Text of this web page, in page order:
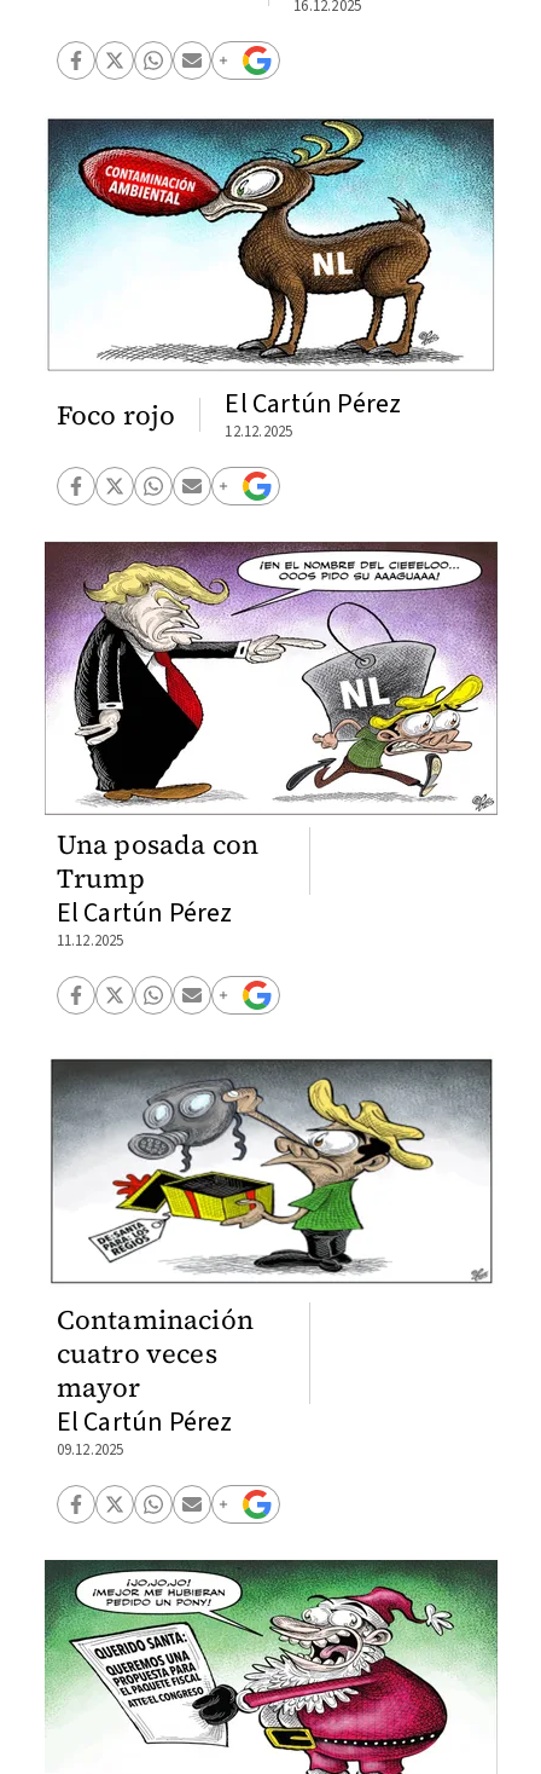
16.12.2025
Foco rojo El Cartún Pérez
12.12.2025
Una posada con
Trump
El Cartún Pérez
11.12.2025
Contaminación
cuatro veces
mayor
El Cartún Pérez
09.12.2025